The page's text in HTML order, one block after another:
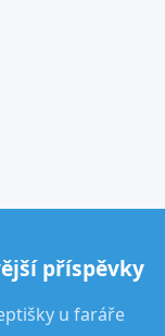
příspěvky
u faráře